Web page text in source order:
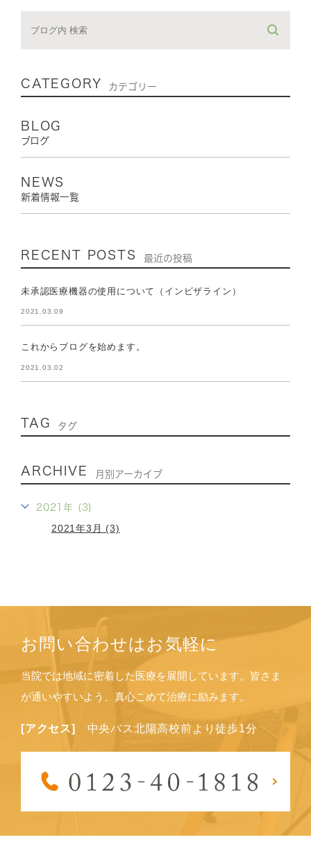
CATEGORY カテゴリー
BLOG
ブログ
NEWS
新着情報一覧
RECENT POSTS 最近の投稿
未承認医療機器の使用について（インビザライン）
2021.03.09
これからブログを始めます。
2021.03.02
TAG タグ
ARCHIVE 月別アーカイブ
2021年 (3)
2021年3月 (3)
お問い合わせはお気軽に
当院では地域に密着した医療を展開しています。 皆さま
が通いやすいよう、真心こめて治療に励みます。
[アクセス] 中央バス北陽高校前より徒歩1分